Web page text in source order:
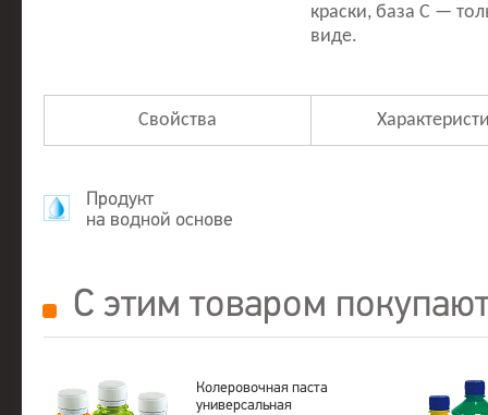
краски, база С —
виде.
Свойства
Продукт
на водной основе
С этим товаром
Колеровочная паста
универсальная